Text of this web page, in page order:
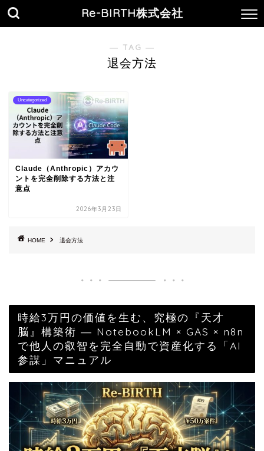
Re-BIRTH株式会社
― TAG ―
退会方法
Uncategorized
Claude（Anthropic）アカウ
ントを完全削除する方法と注
意点
2026年3月23日
HOME 退会方法
時給3万円の価値を生む、究極の『天才
脳』構築術 ― NotebookLM × GAS × n8n
で他人の叡智を完全自動で資産化する「AI
参謀」マニュアル